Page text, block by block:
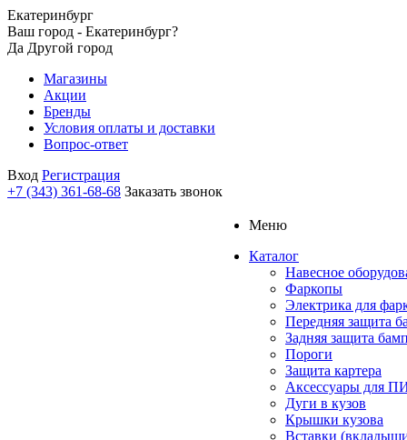
Екатеринбург
Ваш город - Екатеринбург?
Да Другой город
Магазины
Акции
Бренды
Условия оплаты и доставки
Вопрос-ответ
Вход Регистрация
+7 (343) 361-68-68 Заказать звонок
Меню
Каталог
Навесное
Фаркопы
Электрика для
Передняя защита
Задняя защита
Пороги
Защита картера
Аксессуары для
Дуги в кузов
Крышки кузова
Вставки